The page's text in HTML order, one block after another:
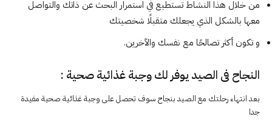
من خلال هذا النشاط تستطيع في استمرار البحث عن ذاتك والتواصل
معها بالشكل الذي يجعلك متقبلًا شخصيتك
و تكون أكثر تصالحًا مع نفسك والآخرين.
النجاح فى الصيد يوفر لك وجبة غذائية صحية :
بعد انتهاء رحلتك مع الصيد بنجاح سوف تحصل على وجبة غذائية صحية مفيدة
جدا